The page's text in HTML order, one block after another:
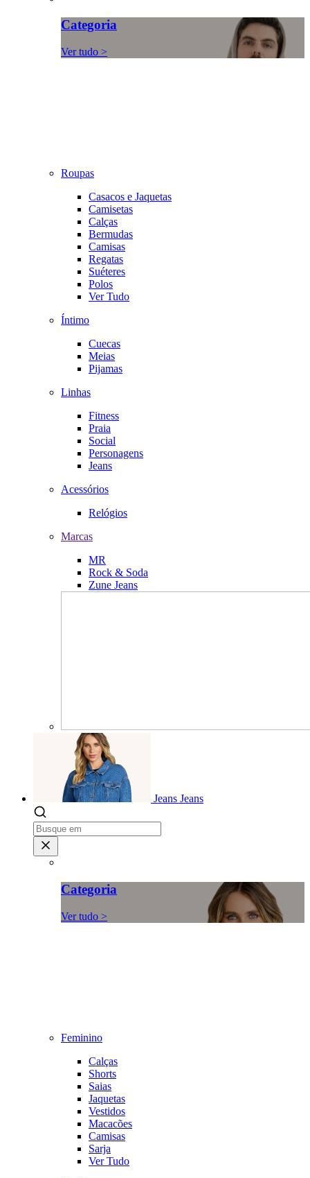
Categoria
Ver tudo >
Roupas
Casacos e Jaquetas
Camisetas
Calças
Bermudas
Camisas
Regatas
Suéteres
Polos
Ver Tudo
Íntimo
Cuecas
Meias
Pijamas
Linhas
Fitness
Praia
Social
Personagens
Jeans
Acessórios
Relógios
Marcas
MR
Rock & Soda
Zune Jeans
Jeans Jeans
Categoria
Ver tudo >
Feminino
Calças
Shorts
Saias
Jaquetas
Vestidos
Macacões
Camisas
Sarja
Ver Tudo